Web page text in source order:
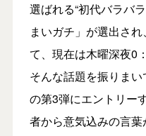
選ばれる“初代バラバ
まいガチ」が選出さ
て、現在は木曜深夜0
そんな話題を振りまい
の第3弾にエントリー
者から意気込みの言葉